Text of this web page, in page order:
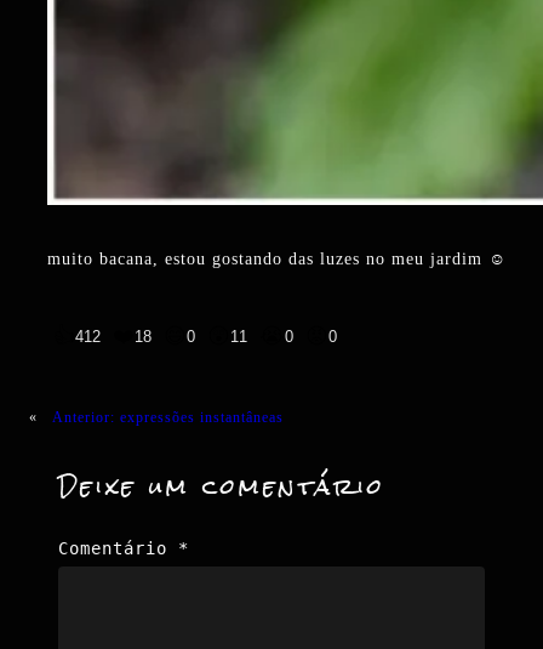
muito bacana, estou gostando das luzes no meu jardim ☺️
412 18 0 11 0 0
« Anterior: expressões instantâneas
Deixe um comentário
Comentário *